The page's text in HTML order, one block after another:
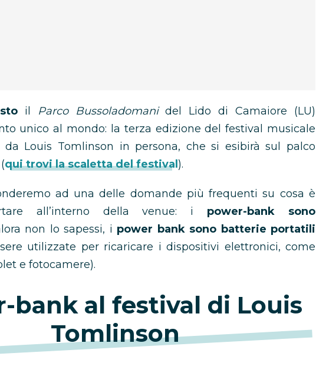
il Parco Bussoladomanidel Lido di Camaiore (LU)
unico al mondo: la terza edizione del festival musicale
Louis Tomlinson in persona, che si esibirà sul palco
qui trovi la scaletta del festival ).
ad una delle domande più frequenti su cosa è
all’interno della venue: i power-bank sono
non lo sapessi, i power bank sono batterie portatili
utilizzate per ricaricare i dispositivi elettronici, come
e fotocamere).
bank al festival di Louis
Tomlinson